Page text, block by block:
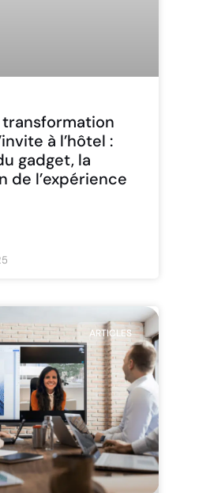
transformation
à l’hôtel :
gadget, la
de l’expérience
ARTICLES